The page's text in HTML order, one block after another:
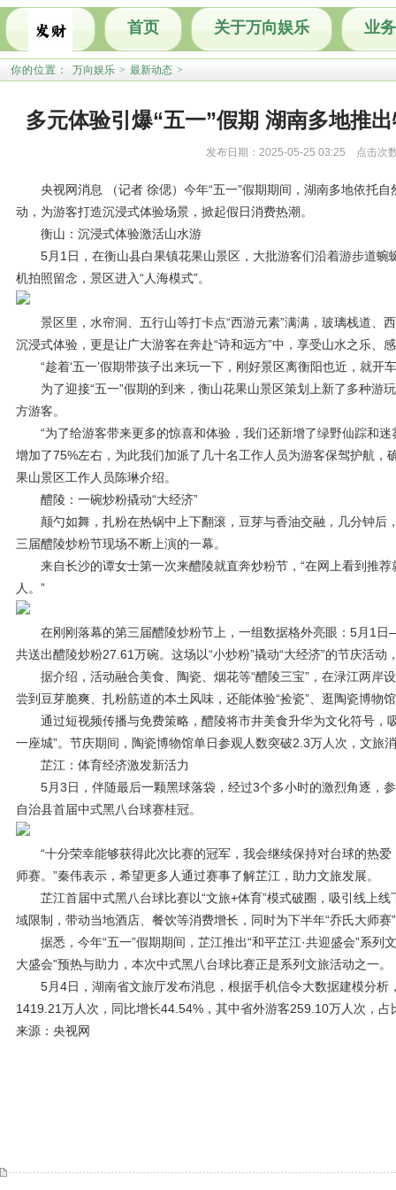
首页 关于万向娱乐 业
你的位置： 万向娱乐 > 最新动态 >
多元体验引爆“五一”假期 湖南多地推
发布日期：2025-05-25 03:25 点击次
央视网消息 （记者 徐偲）今年“五一”假期期间，湖南多地依托自
动，为游客打造沉浸式体验场景，掀起假日消费热潮。
衡山：沉浸式体验激活山水游
5月1日，在衡山县白果镇花果山景区，大批游客们沿着游步道蜿
机拍照留念，景区进入“人海模式”。
景区里，水帘洞、五行山等打卡点“西游元素”满满，玻璃栈道、
沉浸式体验，更是让广大游客在奔赴“诗和远方”中，享受山水之乐、
“趁着‘五一’假期带孩子出来玩一下，刚好景区离衡阳也近，就开
为了迎接“五一”假期的到来，衡山花果山景区策划上新了多种游
方游客。
“为了给游客带来更多的惊喜和体验，我们还新增了绿野仙踪和迷
增加了75%左右，为此我们加派了几十名工作人员为游客保驾护航，
果山景区工作人员陈琳介绍。
醴陵：一碗炒粉撬动“大经济”
颠勺如舞，扎粉在热锅中上下翻滚，豆芽与香油交融，几分钟后
三届醴陵炒粉节现场不断上演的一幕。
来自长沙的谭女士第一次来醴陵就直奔炒粉节，“在网上看到推荐
人。”
在刚刚落幕的第三届醴陵炒粉节上，一组数据格外亮眼：5月1日
共送出醴陵炒粉27.61万碗。这场以“小炒粉”撬动“大经济”的节庆活
据介绍，活动融合美食、陶瓷、烟花等“醴陵三宝”，在渌江两岸设
尝到豆芽脆爽、扎粉筋道的本土风味，还能体验“捡瓷”、逛陶瓷博物
通过短视频传播与免费策略，醴陵将市井美食升华为文化符号，
一座城”。节庆期间，陶瓷博物馆单日参观人数突破2.3万人次，文旅
芷江：体育经济激发新活力
5月3日，伴随最后一颗黑球落袋，经过3个多小时的激烈角逐，
自治县首届中式黑八台球赛桂冠。
“十分荣幸能够获得此次比赛的冠军，我会继续保持对台球的热爱
师赛。”秦伟表示，希望更多人通过赛事了解芷江，助力文旅发展。
芷江首届中式黑八台球比赛以“文旅+体育”模式破圈，吸引线上线
域限制，带动当地酒店、餐饮等消费增长，同时为下半年“乔氏大师赛
据悉，今年“五一”假期期间，芷江推出“和平芷江·共迎盛会”系列
大盛会”预热与助力，本次中式黑八台球比赛正是系列文旅活动之一。
5月4日，湖南省文旅厅发布消息，根据手机信令大数据建模分析
1419.21万人次，同比增长44.54%，其中省外游客259.10万人次，占
来源：央视网